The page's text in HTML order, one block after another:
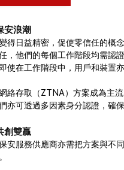
安浪潮
得日益精密，促使零信任的概
，他們的每個工作階段均需認
使在工作階段中，用戶和裝置
絡存取（ZTNA）方案成為主
亦可透過多因素身分認證，確
創雙贏
安服務供應商亦需把方案與不